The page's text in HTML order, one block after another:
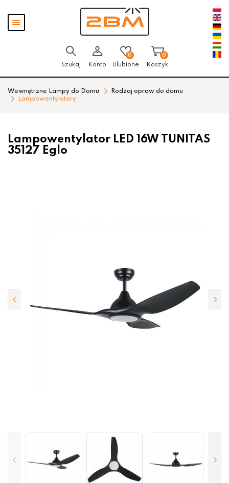
Pokaż
menu
Szukaj Konto
0
Ulubione
0
Koszyk
Wewnętrzne Lampy do Domu
Rodzaj opraw do domu
Lampowentylatory
Lampowentylator LED 16W TUNITAS
35127 Eglo